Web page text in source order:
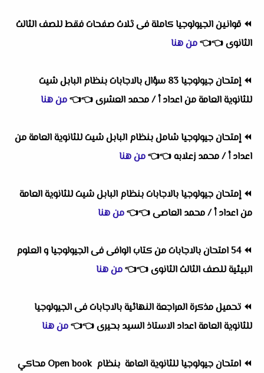
⏪ قوانين الجيولوجيا كاملة فى ثلاث صفحات فقط للصف الثالث
الثانوى👈
👈من هنا
⏪
إمتحان جيولوجيا 83 سؤال بالاجابات بنظام البابل شيت
للثانوية العامة من اعداد أ / محمد العشرى👈
👈من هنا
⏪إمتحان جيولوجيا شامل بنظام البابل شيت للثانوية العامة من
اعداد أ / محمد زعلابه👈
👈من هنا
⏪إمتحان جيولوجيا بالاجابات بنظام البابل شيت للثانوية العامة
من اعداد أ / محمد العاصى👈
👈من هنا
⏪
54 امتحان بالاجابات من كتاب الوافى فى الجيولوجيا و العلوم
البيئية للصف الثالث الثانوى👈
👈من هنا
⏪ تحميل مذكرة المراجعة النهائية بالاجابات فى الجيولوجيا
للثانوية العامة اعداد الاستاذ السيد بحيرى👈
👈من هنا
⏪
امتحان جيولوجيا للثانوية العامة بنظام Open book محاكي